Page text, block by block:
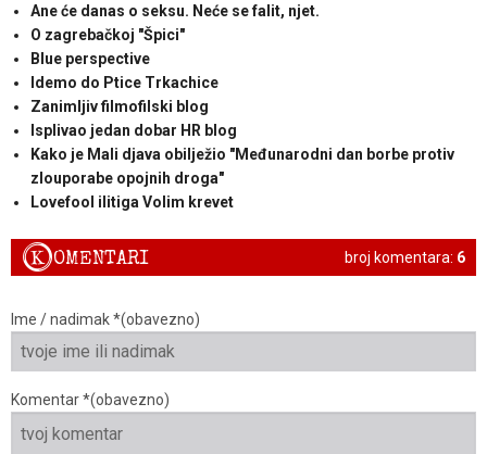
Ane će danas o seksu. Neće se falit, njet.
O zagrebačkoj "Špici"
Blue perspective
Idemo do Ptice Trkachice
Zanimljiv filmofilski blog
Isplivao jedan dobar HR blog
Kako je Mali djava obilježio "Međunarodni dan borbe protiv
zlouporabe opojnih droga"
Lovefool ilitiga Volim krevet
broj komentara: 6
KOMENTARI
Ime / nadimak *(obavezno)
Komentar *(obavezno)